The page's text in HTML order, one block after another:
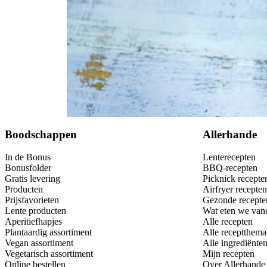
Boodschappen
In de Bonus
Bonusfolder
Gratis levering
Producten
Prijsfavorieten
Lente producten
Aperitiefhapjes
Plantaardig assortiment
Vegan assortiment
Vegetarisch assortiment
Online bestellen
Allerhande
Lenterecepten
BBQ-recepten
Picknick
Airfryer recepten
Gezonde
Wat eten we
Alle recepten
Alle
Alle ingrediënten
Mijn recepten
Over Allerhande